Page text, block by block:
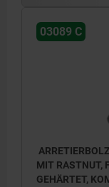
03089 C
MIT RASTNUT,
GEHÄRTET,